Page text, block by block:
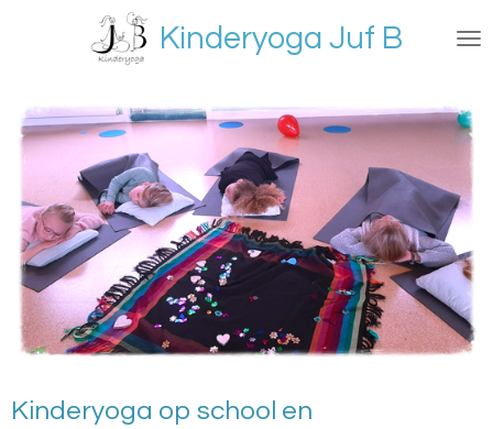
hoofdinhoud
Kinderyoga Juf B
Kinderyoga op school en